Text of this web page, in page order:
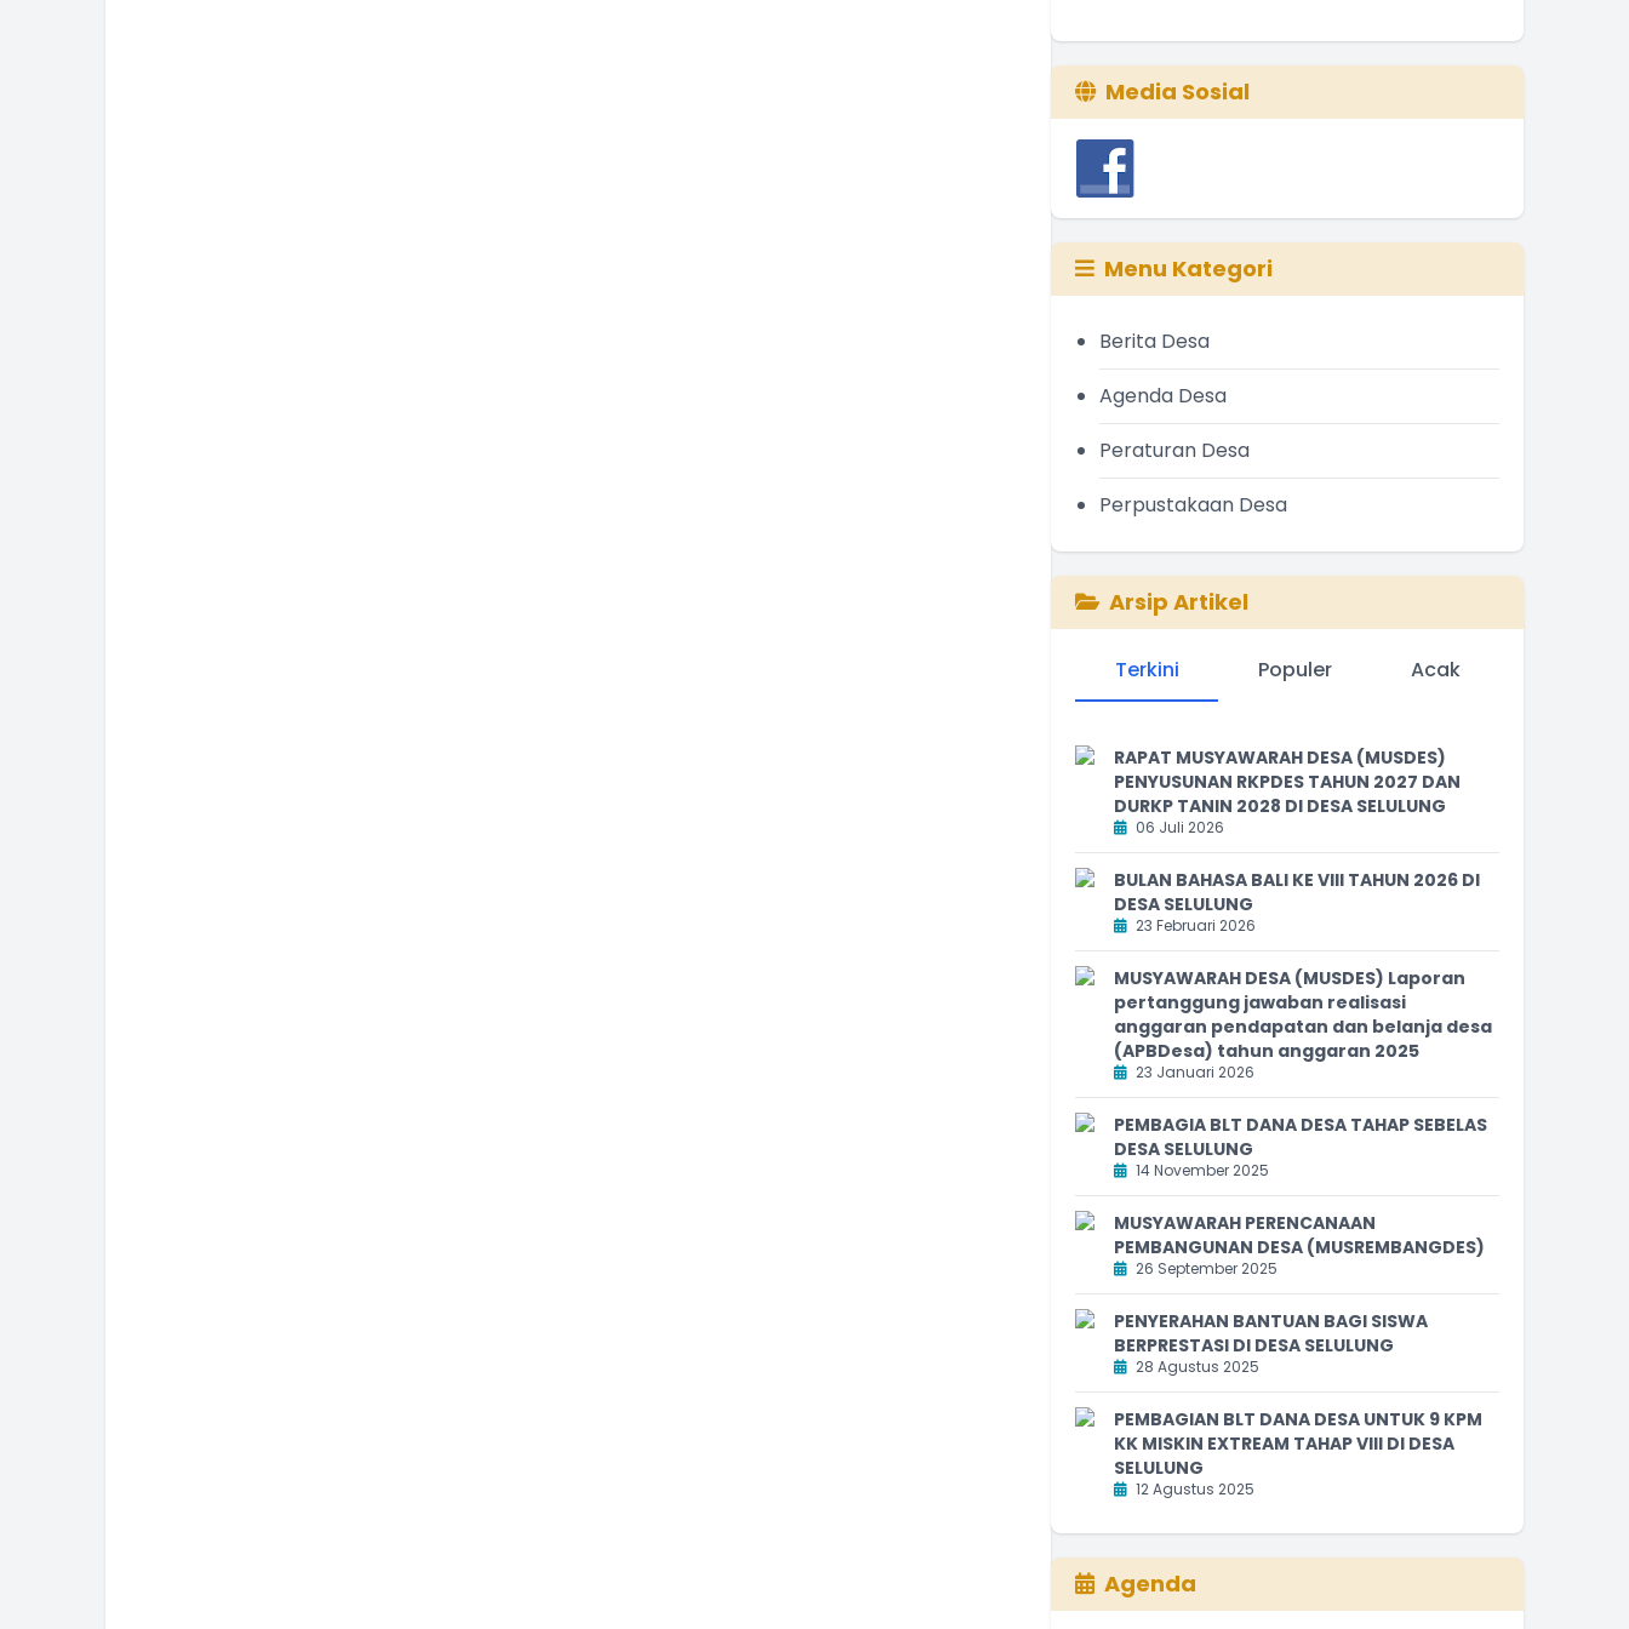
Media Sosial
Menu Kategori
Berita Desa
Agenda Desa
Peraturan Desa
Perpustakaan Desa
Arsip Artikel
Terkini Populer Acak
RAPAT MUSYAWARAH DESA (MUSDES)
PENYUSUNAN RKPDES TAHUN 2027 DAN
DURKP TANIN 2028 DI DESA SELULUNG
06 Juli 2026
BULAN BAHASA BALI KE VIII TAHUN 2026 DI
DESA SELULUNG
23 Februari 2026
MUSYAWARAH DESA (MUSDES) Laporan
pertanggung jawaban realisasi
anggaran pendapatan dan belanja desa
(APBDesa) tahun anggaran 2025
23 Januari 2026
PEMBAGIA BLT DANA DESA TAHAP SEBELAS
DESA SELULUNG
14 November 2025
MUSYAWARAH PERENCANAAN
PEMBANGUNAN DESA (MUSREMBANGDES)
26 September 2025
PENYERAHAN BANTUAN BAGI SISWA
BERPRESTASI DI DESA SELULUNG
28 Agustus 2025
PEMBAGIAN BLT DANA DESA UNTUK 9 KPM
KK MISKIN EXTREAM TAHAP VIII DI DESA
SELULUNG
12 Agustus 2025
Agenda